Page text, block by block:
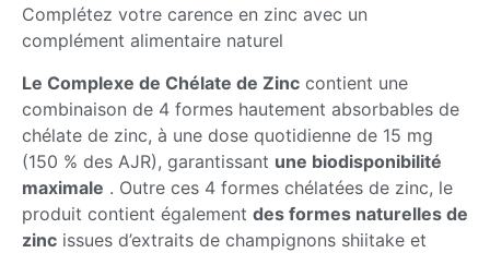
Complétez votre carence en zinc avec un
complément alimentaire naturel
Le Complexe de Chélate de Zinc contient une
combinaison de 4 formes hautement absorbables de
chélate de zinc, à une dose quotidienne de 15 mg
(150 % des AJR), garantissant une biodisponibilité
maximale . Outre ces 4 formes chélatées de zinc, le
produit contient également des formes naturelles de
zinc issues d’extraits de champignons shiitake et